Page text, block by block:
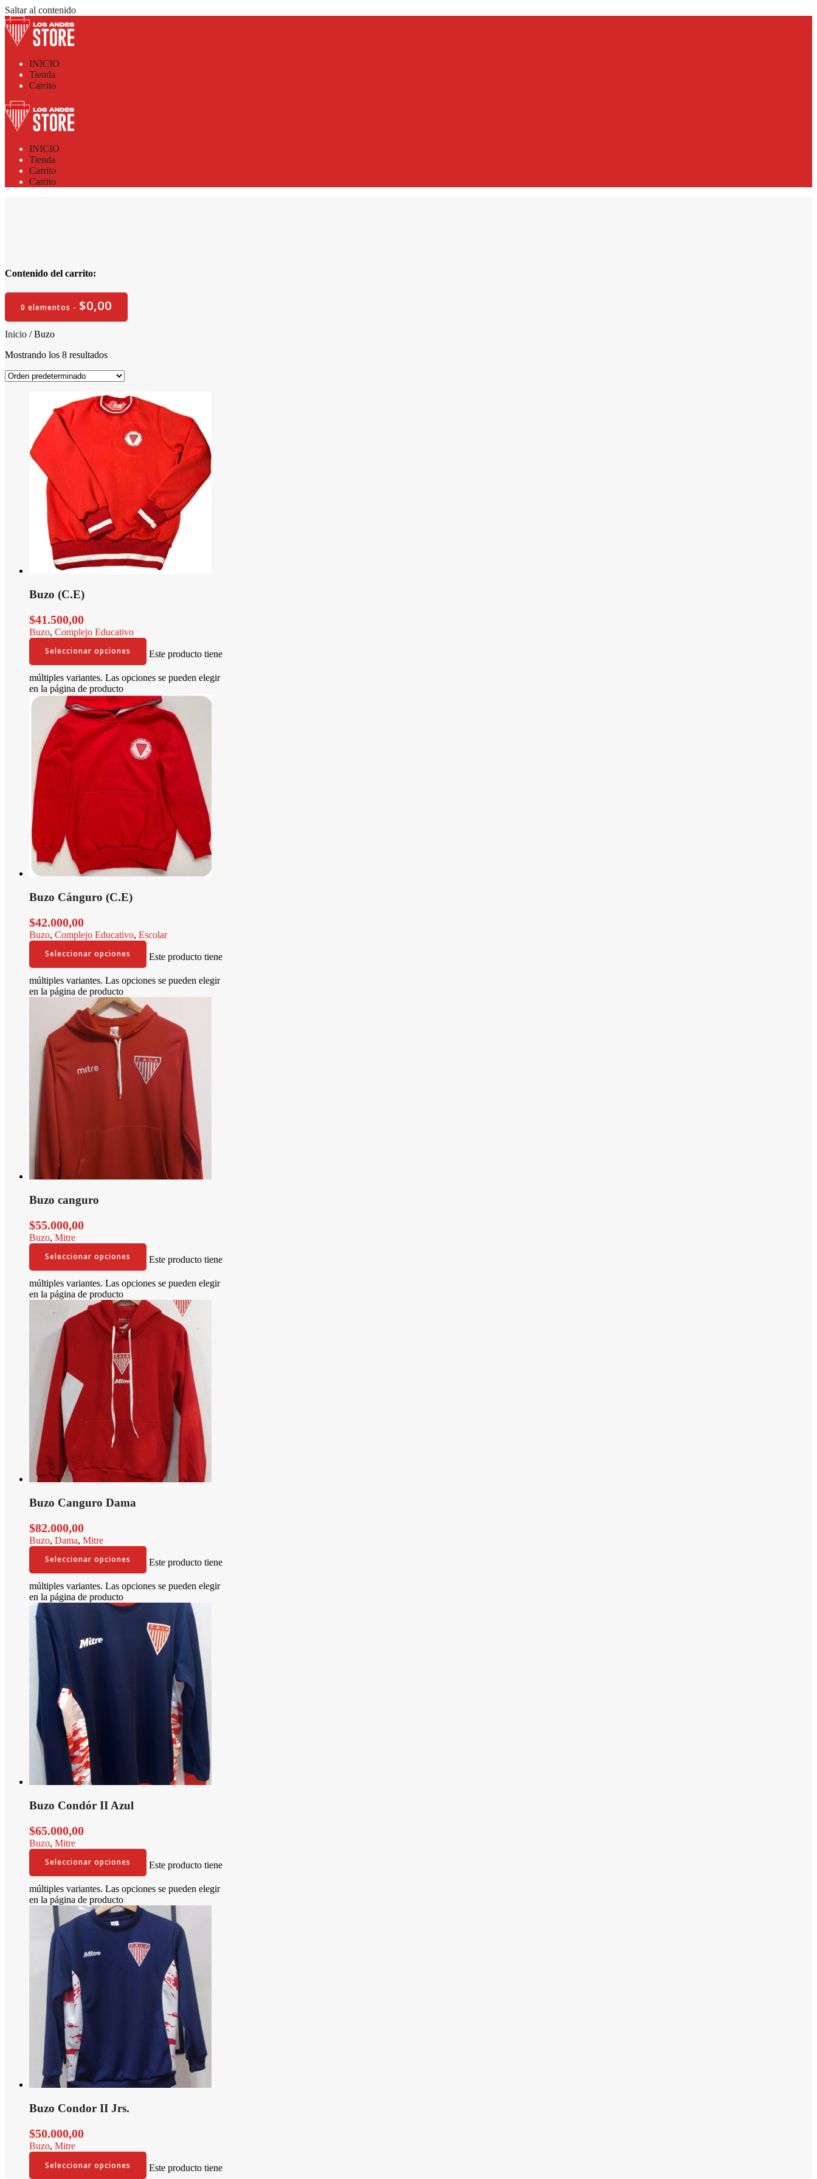
Saltar al contenido
INICIO
Tienda
Carrito
INICIO
Tienda
Carrito
Carrito
Contenido del carrito:
0 elementos - $0,00
Inicio / Buzo
Mostrando los 8 resultados
Buzo (C.E)
$41.500,00
Buzo, Complejo Educativo
Seleccionar opciones
Este producto tiene
múltiples variantes. Las opciones se pueden elegir
en la página de producto
Buzo Cánguro (C.E)
$42.000,00
Buzo, Complejo Educativo, Escolar
Seleccionar opciones
Este producto tiene
múltiples variantes. Las opciones se pueden elegir
en la página de producto
Buzo canguro
$55.000,00
Buzo, Mitre
Seleccionar opciones
Este producto tiene
múltiples variantes. Las opciones se pueden elegir
en la página de producto
Buzo Canguro Dama
$82.000,00
Buzo, Dama, Mitre
Seleccionar opciones
Este producto tiene
múltiples variantes. Las opciones se pueden elegir
en la página de producto
Buzo Condór II Azul
$65.000,00
Buzo, Mitre
Seleccionar opciones
Este producto tiene
múltiples variantes. Las opciones se pueden elegir
en la página de producto
Buzo Condor II Jrs.
$50.000,00
Buzo, Mitre
Seleccionar opciones
Este producto tiene